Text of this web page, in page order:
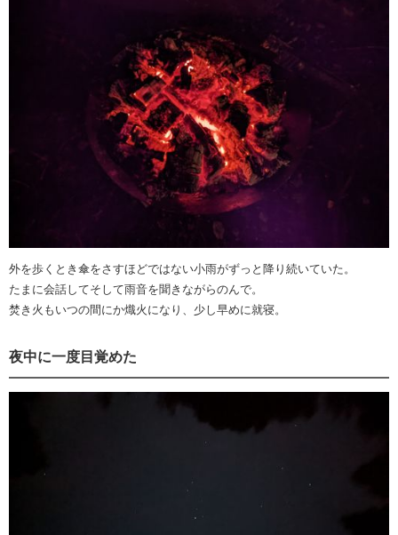
外を歩くとき傘をさすほどではない小雨がずっと降り続いていた。
たまに会話してそして雨音を聞きながらのんで。
焚き火もいつの間にか熾火になり、少し早めに就寝。
夜中に一度目覚めた